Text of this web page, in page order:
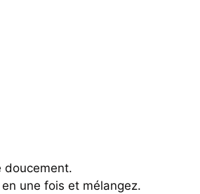
doucement.
une fois et mélangez.